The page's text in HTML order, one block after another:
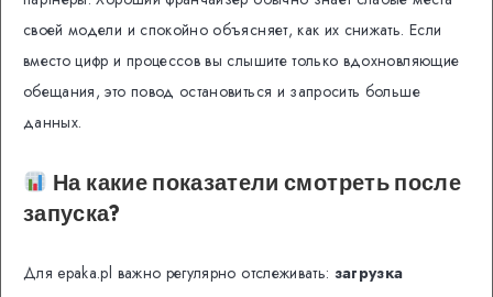
своей модели и спокойно объясняет, как их снижать. Если
вместо цифр и процессов вы слышите только вдохновляющие
обещания, это повод остановиться и запросить больше
данных.
На какие показатели смотреть после
запуска?
Для epaka.pl важно регулярно отслеживать: загрузка